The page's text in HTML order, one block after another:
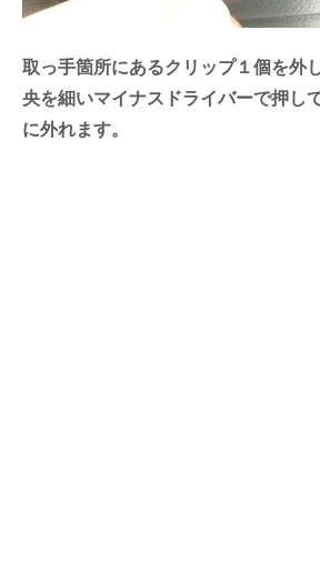
取っ手箇所にあるクリップ１個を外
央を細いマイナスドライバーで押し
に外れます。